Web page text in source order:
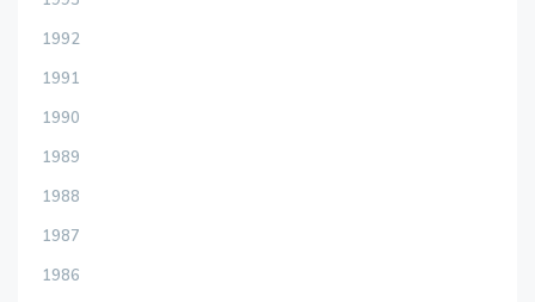
1992
1991
1990
1989
1988
1987
1986